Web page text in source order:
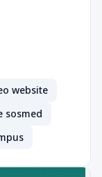
website
sosmed